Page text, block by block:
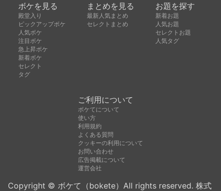
ボケを見る
殿堂入り
ピックアップボケ
人気ボケ
注目ボケ
急上昇ボケ
新着ボケ
セレクト
タグ
まとめを見る
最新人気まとめ
セレクトまとめ
お題を探す
新着お題
人気お題
セレクトお題
人気タグ
ご利用について
ボケてについて
使い方
利用規約
よくある質問
クッキーの利用について
お問い合わせ
広告掲載について
運営会社
Copyright © ボケて（bokete）All rights reserved. 株式